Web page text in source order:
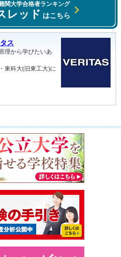
関大学合格者ランキング
レッド はこちら